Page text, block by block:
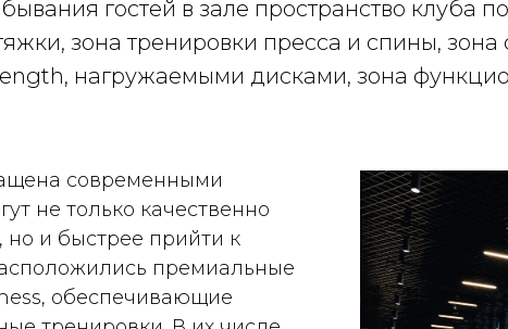
гостей в зале пространство клуба
зона тренировки пресса и спины,
нагружаемыми дисками, зона
современными
не только качественно
но и быстрее прийти к
премиальные
обеспечивающие